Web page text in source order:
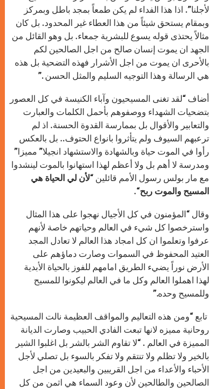
لأجلنا”. اذا هذا الفداء لم يكن طمعاً بمجد باطل وبمركز
وبمقام يستحق شيئاً من هذا العطاء غير المحدود. بل كان
مثالاً يحتذى قوله يسوع للبشرية جمعاء. بل وهو القائل من
الجهد ان يموت إنسان صالح من اجل الصالحين لكم
بالأحرى ان يموت من اجل الأشرار فهذه التضحية بل هذه
هي الرسالة وهذا التوجيه السليم والمثل الحسن .”
أضاف “لقد تغنى المسيحيون وآباء الكنيسة في كل العصور
بتضحيات الشهداء ووصفوهم بأحمل الكلمات والعبارت
والتعابير والأقوال بل بممارسة القدوة الحسنة. اذ لم
ترعبهم السيوف ولم يتأثروا بانواع الحتوف.. بل بالعكس
رأوا في الموت حياة وبالشهادة والاستشهاد انجيلا” مميزا”
ومدرسة لا أهم بل ولا أعظم لهذا استهانوا بالموت لينشدوا
مع مار بولس رسول الأمم قائلين “لأن لي الحياة هي
المسيح والموت ربح“.
وقال “المؤمنون في كل الأجيال نهجوا على هذا المثال
واسترخصوا كل شيء في العالم وحياتهم خاصة لأنهم
عرفوا وتعلموا ان كل امجاد هذا العالم لا تعادل المجد
العتيد المحفوظ في السموات وصارت دماؤهم على
الأرض نوراً يضيء الطريق امامهم للفوز بالحياة الأبدية
لهذا اهملوا العالم وكل ما في العالم ليكونوا للمسيح
وللمسيح وحده.”
تابع “ومن هذه التعاليم والمواقف العظيمة نالت المسيحية
روحانية مميزه لانها تبعت الفادي الحبيب وصارت الديانة
المميزة في العالم . “لا تقاوم الشر بالشر بل اغلبوا الشير
بالخير ولا تظلم ولا تنتقم ولا تفكر بالسوء بل تصلي لأجل
الأحباء والأعداء من اجل القريبين والبعيدين من اجل
الصالحين والطالحين لأن وعود السماء هي اثمن من كل